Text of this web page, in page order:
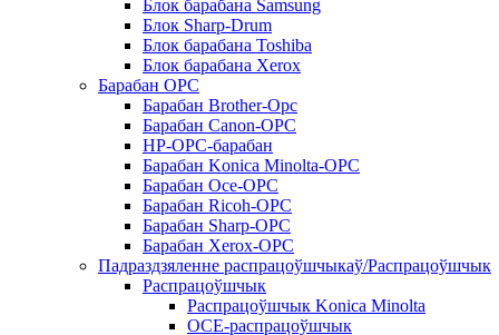
Блок барабана Samsung
Блок Sharp-Drum
Блок барабана Toshiba
Блок барабана Xerox
Барабан OPC
Барабан Brother-Opc
Барабан Canon-OPC
HP-OPC-барабан
Барабан Konica Minolta-OPC
Барабан Oce-OPC
Барабан Ricoh-OPC
Барабан Sharp-OPC
Барабан Xerox-OPC
Падраздзяленне распрацоўшчыкаў/Распрацоўшчык
Распрацоўшчык
Распрацоўшчык Konica Minolta
OCE-распрацоўшчык